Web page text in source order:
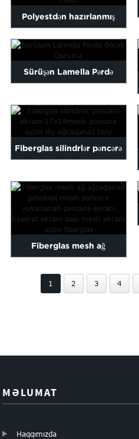
Polyestdən hazırlanmış
plisse və ya qat-qat həşərat
mesh...
Sürüşən Lamella Pərdə
Fiberglas silindrlər pəncərə
Fiberglas mesh ağ
pəncərə ro ...
1 2 3 4
MƏLUMAT
Haqqımızda